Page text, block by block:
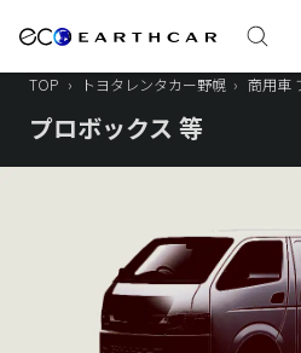
TOP › トヨタレンタカー野幌 › 商用車
プロボックス 等